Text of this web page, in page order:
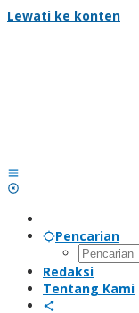
Lewati ke konten
Pencarian
Redaksi
Tentang Kami